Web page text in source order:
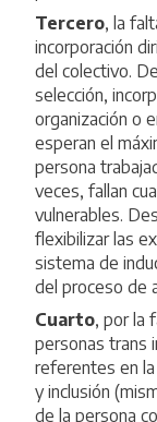
Tercero, la
incorporación
del colectivo.
selección,
organización o
esperan el
persona
veces, fallan
vulnerables.
flexibilizar las
sistema de
del proceso de
Cuarto, por la
personas trans
referentes en
y inclusión
de la persona